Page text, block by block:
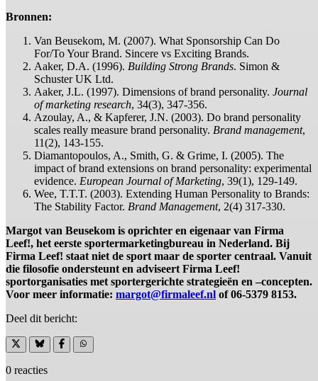
Bronnen:
Van Beusekom, M. (2007). What Sponsorship Can Do
For/To Your Brand. Sincere vs Exciting Brands.
Aaker, D.A. (1996). Building Strong Brands. Simon &
Schuster UK Ltd.
Aaker, J.L. (1997). Dimensions of brand personality. Journal
of marketing research, 34(3), 347-356.
Azoulay, A., & Kapferer, J.N. (2003). Do brand personality
scales really measure brand personality. Brand management,
11(2), 143-155.
Diamantopoulos, A., Smith, G. & Grime, I. (2005). The
impact of brand extensions on brand personality: experimental
evidence. European Journal of Marketing, 39(1), 129-149.
Wee, T.T.T. (2003). Extending Human Personality to Brands:
The Stability Factor. Brand Management, 2(4) 317-330.
Margot van Beusekom is oprichter en eigenaar van Firma
Leef!, het eerste sportermarketingbureau in Nederland. Bij
Firma Leef! staat niet de sport maar de sporter centraal. Vanuit
die filosofie ondersteunt en adviseert Firma Leef!
sportorganisaties met sportergerichte strategieën en –concepten.
Voor meer informatie: margot@firmaleef.nl of 06-5379 8153.
Deel dit bericht:
0 reacties